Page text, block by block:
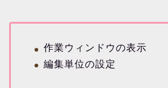
作業ウィンドウの表示
編集単位の設定